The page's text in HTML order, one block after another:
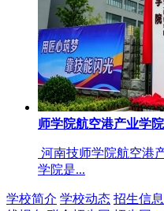
师学院航空港产业学
河南技师学院航空港
学院是...
学校简介 学校动态 招生信息